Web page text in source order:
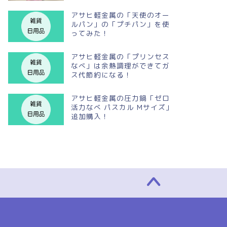
アサヒ軽金属の「天使のオー
ルパン」の「プチパン」を使
ってみた！
アサヒ軽金属の「プリンセス
なべ」は余熱調理ができてガ
ス代節約になる！
アサヒ軽金属の圧力鍋「ゼロ
活力なべ パスカル Mサイズ」
追加購入！